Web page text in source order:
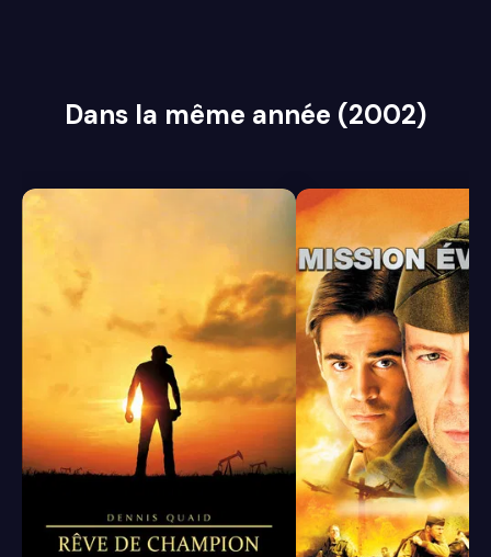
Dans la même année (2002)